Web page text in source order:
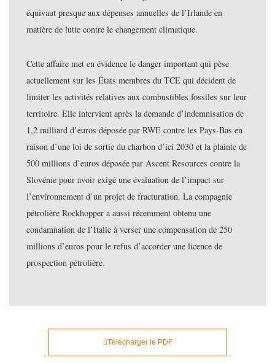
équivaut presque aux dépenses annuelles de l’Irlande en
matière de lutte contre le changement climatique.
Cette affaire met en évidence le danger important qui pèse
actuellement sur les États membres du TCE qui décident de
limiter les activités relatives aux combustibles fossiles sur leur
territoire. Elle intervient après la demande d’indemnisation de
1,2 milliard d’euros déposée par RWE contre les Pays-Bas en
raison d’une loi de sortie du charbon d’ici 2030 et la plainte de
500 millions d’euros déposée par Ascent Resources contre la
Slovénie pour avoir exigé une évaluation de l’impact sur
l’environnement d’un projet de fracturation. La compagnie
pétrolière Rockhopper a aussi récemment obtenu une
condamnation de l’Italie à verser une compensation de 250
millions d’euros pour le refus d’accorder une licence de
prospection pétrolière.
Télécharger le PDF